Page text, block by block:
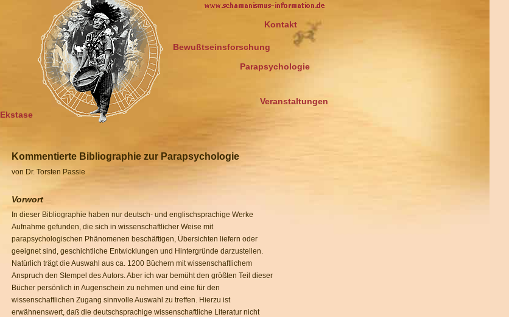
Ekstase
Kontakt
Bewußtseinsforschung
Parapsychologie
Veranstaltungen
Kommentierte Bibliographie zur Parapsychologie
von Dr. Torsten Passie
Vorwort
In dieser Bibliographie haben nur deutsch- und englischsprachige Werke
Aufnahme gefunden, die sich in wissenschaftlicher Weise mit
parapsychologischen Phänomenen beschäftigen, Übersichten liefern oder
geeignet sind, geschichtliche Entwicklungen und Hintergründe darzustellen.
Natürlich trägt die Auswahl aus ca. 1200 Büchern mit wissenschaftlichem
Anspruch den Stempel des Autors. Aber ich war bemüht den größten Teil dieser
Bücher persönlich in Augenschein zu nehmen und eine für den
wissenschaftlichen Zugang sinnvolle Auswahl zu treffen. Hierzu ist
erwähnenswert, daß die deutschsprachige wissenschaftliche Literatur nicht